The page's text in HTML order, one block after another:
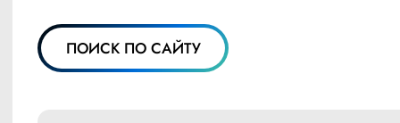
ПОИСК ПО САЙТУ